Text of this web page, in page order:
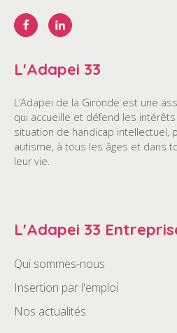
L'Adapei 33
L’Adapei de la Gironde est une
qui accueille et défend les
situation de handicap intellectuel,
autisme, à tous les âges et dans
leur vie.
L'Adapei 33
Qui sommes-nous
Insertion par l'emploi
Nos actualités